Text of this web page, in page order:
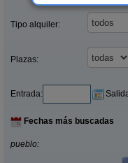
Tipo alquiler:
Plazas:
Entrada:
Fechas más buscadas
pueblo: